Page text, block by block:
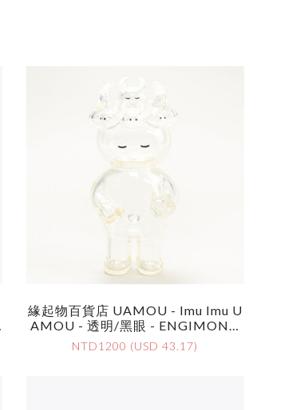
緣起物百貨店 UAMOU - Imu Imu U
AMOU - 透明/黑眼 - ENGIMONO
DEPARTMENT STORE Imu Imu U
AMOU By UAMOU - Clear / Black
NTD1200 (USD 43.17)